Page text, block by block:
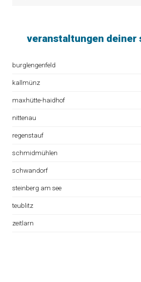
veranstaltungen deiner
burglengenfeld
kallmünz
maxhütte-haidhof
nittenau
regenstauf
schmidmühlen
schwandorf
steinberg am see
teublitz
zeitlarn